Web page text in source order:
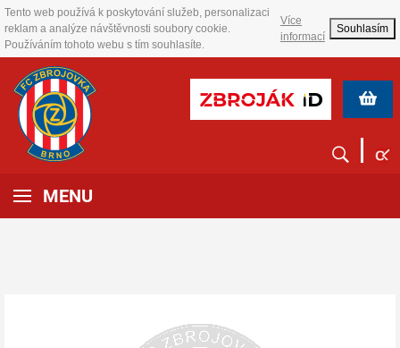
Tento web používá k poskytování služeb, personalizaci
reklam a analýze návštěvnosti soubory cookie.
Používáním tohoto webu s tím souhlasíte.
Více
informací
Souhlasím
MENU